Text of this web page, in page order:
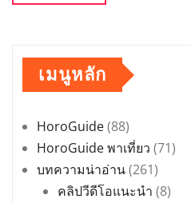
เมนูหลัก
HoroGuide(88)
HoroGuide พาเที่ยว (71)
บทความน่าอ่าน(261)
คลิปวีดีโอแนะนำ (8)